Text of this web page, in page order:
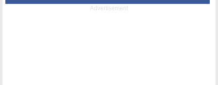
Advertisement